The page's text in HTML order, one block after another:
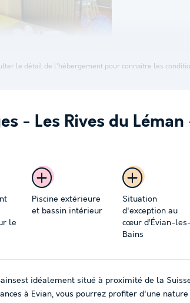
le détail de l'hébergement pour connaitre les
- Les Rives du
le
Piscine extérieure
et bassin intérieur
Situation
d'exception au
cœur d’Évian-
Bains
idéalement situé à proximité de la
à Evian, vous pourrez profiter d'une nature